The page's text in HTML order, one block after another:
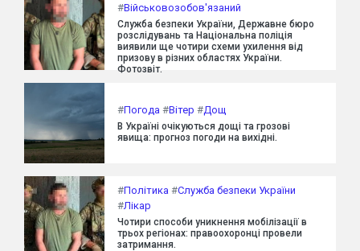
#Військовозобов'язаний
Служба безпеки України, Державне бюро
розслідувань та Національна поліція
виявили ще чотири схеми ухилення від
призову в різних областях України.
Фотозвіт.
#Погода #Вітер #Дощ
В Україні очікуються дощі та грозові
явища: прогноз погоди на вихідні.
#Політика #Служба безпеки України
#Лікар
Чотири способи уникнення мобілізації в
трьох регіонах: правоохоронці провели
затримання.